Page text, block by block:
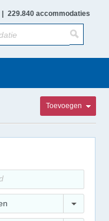
229.840 accommodaties
Toevoegen